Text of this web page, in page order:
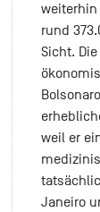
weiterhin
rund
Sicht.
weil er
Janeiro